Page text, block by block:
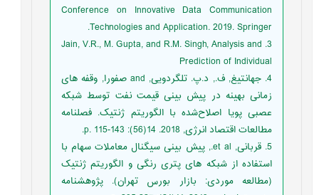
Conference on Innovative Data Communication
Technologies and Application. 2019. Springer.
3. Jain, V.R., M. Gupta, and R.M. Singh, Analysis and
Prediction of Individual
4. جهانتیغ, ف., د.پ. تلگردویی, and صفورا, وقفه های
زمانی بهینه در پیش بینی قیمت نفت توسط شبکه
عصبی پویا اصلاح‌شده با الگوریتم ژنتیک. فصلنامه
مطالعات اقتصاد انرژی, 2018. 14(56): p. 115-143.
5. قربانی, et al., پیش بینی سیگنال معاملات سهام با
استفاده از شبکه های پتری رنگی و الگوریتم ژنتیک
(مطالعه موردی: بازار بورس تهران). پژوهشنامه